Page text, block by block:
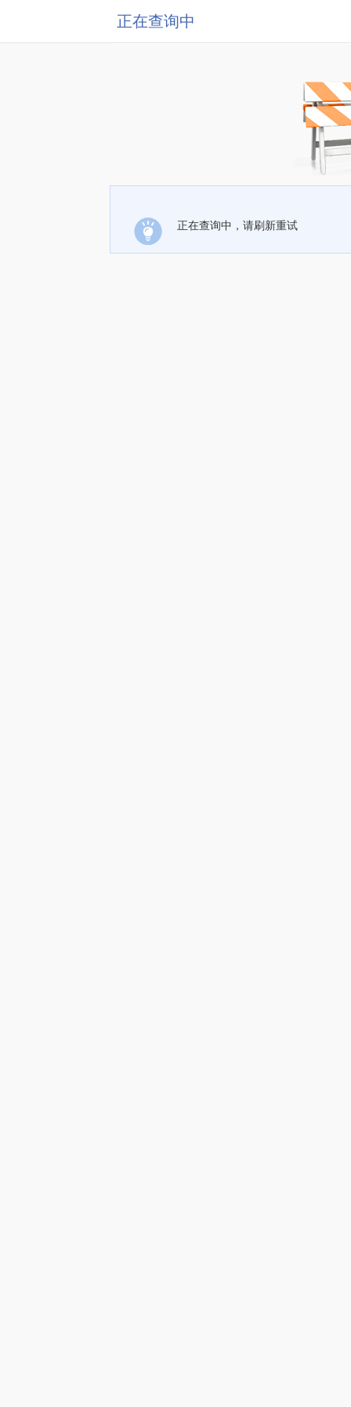
正在查询中
正在查询中，请刷新重试